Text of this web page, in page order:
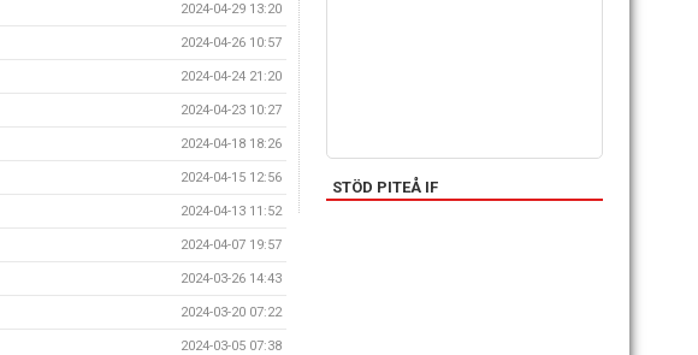
2024-04-29 13:20
2024-04-26 10:57
2024-04-24 21:20
2024-04-23 10:27
2024-04-18 18:26
2024-04-15 12:56
2024-04-13 11:52
2024-04-07 19:57
2024-03-26 14:43
2024-03-20 07:22
2024-03-05 07:38
STÖD PITEÅ IF